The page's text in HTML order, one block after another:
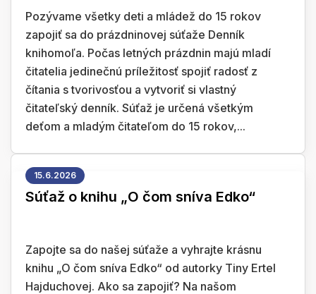
Pozývame všetky deti a mládež do 15 rokov
zapojiť sa do prázdninovej súťaže Denník
knihomoľa. Počas letných prázdnin majú mladí
čitatelia jedinečnú príležitosť spojiť radosť z
čítania s tvorivosťou a vytvoriť si vlastný
čitateľský denník. Súťaž je určená všetkým
deťom a mladým čitateľom do 15 rokov,...
15.6.2026
Súťaž o knihu „O čom sníva Edko“
Zapojte sa do našej súťaže a vyhrajte krásnu
knihu „O čom sníva Edko“ od autorky Tiny Ertel
Hajduchovej. Ako sa zapojiť? Na našom